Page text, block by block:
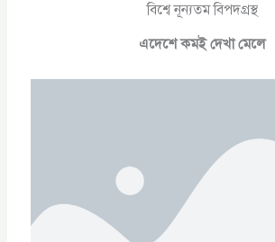
বিশ্বে নূন্যতম বিপদগ্রস্থ
এদেশে কমই দেখা মেলে